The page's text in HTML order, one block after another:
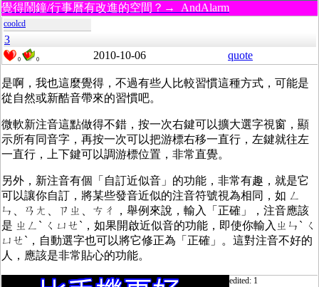
覺得鬧鐘/行事曆有改進的空間？→ AndAlarm
coolcd
3
0 0 2010-10-06 quote
是啊，我也這麼覺得，不過有些人比較習慣這種方式，可能是
從自然或新酷音帶來的習慣吧。
微軟新注音這點做得不錯，按一次右鍵可以擴大選字視窗，顯
示所有同音字，再按一次可以把游標右移一直行，左鍵就往左
一直行，上下鍵可以調游標位置，非常直覺。
另外，新注音有個「自訂近似音」的功能，非常有趣，就是它
可以讓你自訂，將某些發音近似的注音符號視為相同，如 ㄥ
ㄣ、ㄢㄤ、ㄗㄓ、ㄘㄔ，舉例來說，輸入「正確」，注音應該
是 ㄓㄥˋ ㄑㄩㄝˋ，如果開啟近似音的功能，即使你輸入ㄓㄣˋ ㄑ
ㄩㄝˋ，自動選字也可以將它修正為「正確」。這對注音不好的
人，應該是非常貼心的功能。
edited: 1